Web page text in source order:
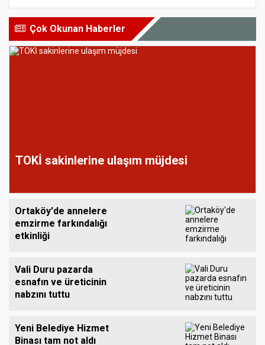
Çok Okunan Haberler
TOKİ sakinlerine ulaşım müjdesi
Ortaköy'de annelere
emzirme farkındalığı
etkinliği
Vali Duru pazarda
esnafın ve üreticinin
nabzını tuttu
Yeni Belediye Hizmet
Binası tam not aldı